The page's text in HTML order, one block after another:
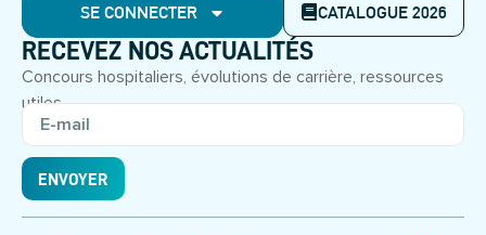
SE CONNECTER CATALOGUE 2026
RECEVEZ NOS ACTUALITÉS
Concours hospitaliers, évolutions de carrière, ressources
utiles.
ENVOYER